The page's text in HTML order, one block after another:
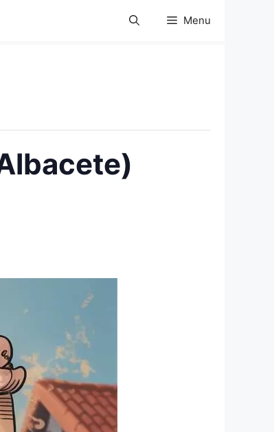
Menu